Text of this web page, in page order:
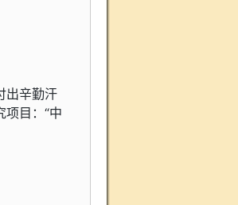
出辛勤汗
目：“中